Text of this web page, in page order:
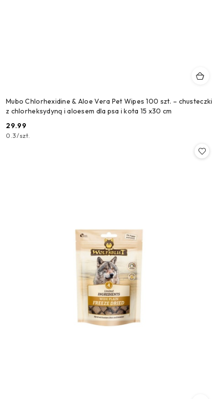
Mubo Chlorhexidine & Aloe Vera Pet Wipes 100 szt. – chusteczki
z chlorheksydyną i aloesem dla psa i kota 15 x30 cm
Cena:
29.99
0.3/szt.